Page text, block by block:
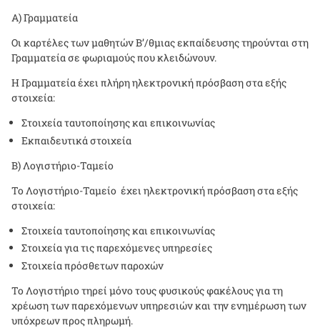
Α) Γραμματεία
Οι καρτέλες των μαθητών Β’/θμιας εκπαίδευσης τηρούνται στη
Γραμματεία σε φωριαμούς που κλειδώνουν.
Η Γραμματεία έχει πλήρη ηλεκτρονική πρόσβαση στα εξής
στοιχεία:
Στοιχεία ταυτοποίησης και επικοινωνίας
Εκπαιδευτικά στοιχεία
Β) Λογιστήριο-Ταμείο
Το Λογιστήριο-Ταμείο έχει ηλεκτρονική πρόσβαση στα εξής
στοιχεία:
Στοιχεία ταυτοποίησης και επικοινωνίας
Στοιχεία για τις παρεχόμενες υπηρεσίες
Στοιχεία πρόσθετων παροχών
Το Λογιστήριο τηρεί μόνο τους φυσικούς φακέλους για τη
χρέωση των παρεχόμενων υπηρεσιών και την ενημέρωση των
υπόχρεων προς πληρωμή.